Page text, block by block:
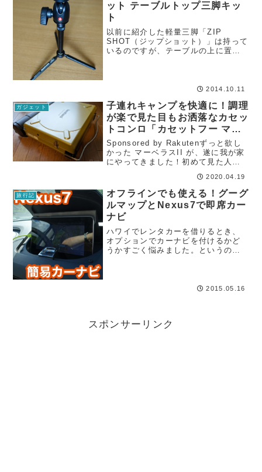
ット テーブルトップ三脚キッ
ト
以前に紹介した軽量三脚「ZIP
SHOT（ジップショット）」は持って
いるのですが、テーブルの上に置い
2014.10.11
ガジェット
子連れキャンプを快適に！調理
が楽で見た目もお洒落なカセッ
トコンロ「カセットフー マー
ベラスⅡ」
Sponsored by Rakutenずっと欲し
かった マーベラスII が、遂に我が家
にやってきました！初めて見た人に
セットこんろ、ガスボンベで有名な
Iwataniイワタニ が、キャンプ・アウ
トドア向けに...
2020.04.19
旅行記
オフラインでも使える！グーグ
ルマップとNexus7で即席カー
ナビ
ハワイでレンタカーを借りるとき、
オプションでカーナビを付けるかど
うかすごく悩みました。というのも
古かったりで、結局役に立たなかっ
2015.05.16
スポンサーリンク